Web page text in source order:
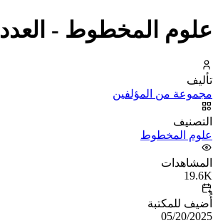
علوم المخطوط - العدد 5: 2022
تأليف
مجموعة من المؤلفين
التصنيف
علوم المخطوط
المشاهدات
19.6K
أُضيف للمكتبة
05/20/2025